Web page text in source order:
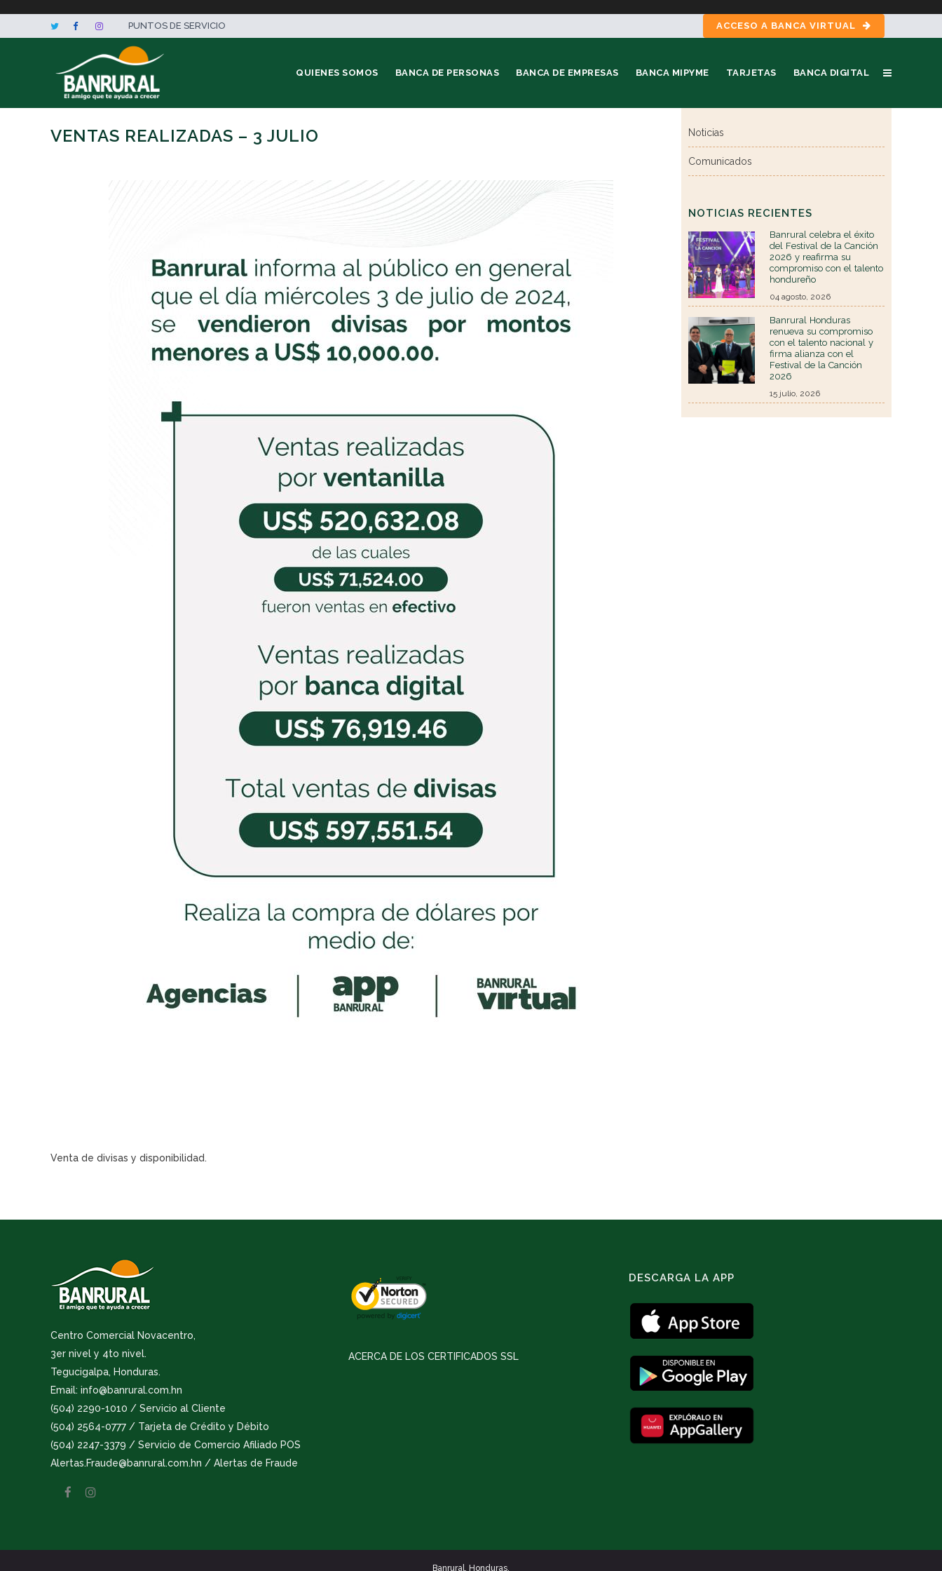
PUNTOS DE SERVICIO ACCESO A BANCA VIRTUAL
QUIENES SOMOS BANCA DE PERSONAS BANCA DE EMPRESAS BANCA MIPYME TARJETAS BANCA DIGITAL
VENTAS REALIZADAS – 3 JULIO
Venta de divisas y disponibilidad.
Noticias
Comunicados
NOTICIAS RECIENTES
Banrural celebra el éxito
del Festival de la Canción
2026 y reafirma su
compromiso con el talento
hondureño
04 agosto, 2026
Banrural Honduras
renueva su compromiso
con el talento nacional y
firma alianza con el
Festival de la Canción
2026
15 julio, 2026
Centro Comercial Novacentro,
3er nivel y 4to nivel.
Tegucigalpa, Honduras.
Email: info@banrural.com.hn
(504) 2290-1010 / Servicio al Cliente
(504) 2564-0777 / Tarjeta de Crédito y Débito
(504) 2247-3379 / Servicio de Comercio Afiliado POS
Alertas.Fraude@banrural.com.hn / Alertas de Fraude
ACERCA DE LOS CERTIFICADOS SSL
DESCARGA LA APP
Banrural. Honduras.